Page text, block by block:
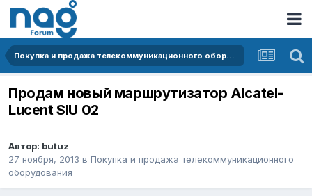
Покупка и продажа телекоммуникационного оборудования
Продам новый маршрутизатор Alcatel-
Lucent SIU 02
Автор: butuz
27 ноября, 2013 в Покупка и продажа телекоммуникационного
оборудования